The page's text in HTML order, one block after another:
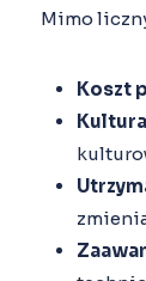
Mimo
Koszt